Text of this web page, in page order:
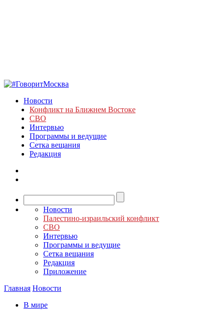
Новости
Конфликт на Ближнем Востоке
СВО
Интервью
Программы и ведущие
Сетка вещания
Редакция
Новости
Палестино-израильский конфликт
СВО
Интервью
Программы и ведущие
Сетка вещания
Редакция
Приложение
Главная Новости
В мире